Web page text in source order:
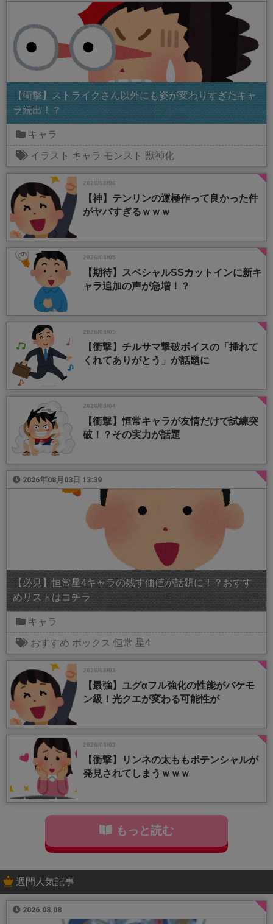
【衝撃】ストライクさん以外にも姿が変わりすぎたキャ
ラ続出！？
キャラ
イラスト キャラ モンスト 獣神化
2026/08/06
【神】テンリンの運極作って良かった件
がヤバすぎるｗｗｗ
2026/08/05
【期待】スペシャルSSカットインに新キ
ャラ追加の声が急増！？
2026/08/05
【衝撃】チルサマ撃破ボイスの「挿れて
くれてありがとう」が話題に
2026/08/04
【衝撃】恒常キャラが友情だけで試練突
破！？その実力が話題
2026年08月03日 13:39
【必見】恒常星4キャラの残す価値が話題に！？おすす
めリストはコチラ
キャラ
おすすめ ボックス 恒常 星4
2026/08/03
【最強】ユグαフル強化の性能がバケモ
ン級！光クエが変わる可能性が
2026/08/03
【衝撃】リンネの太ももポテンシャルが
発見されてしまうｗｗｗ
もっと読む
週間人気記事
2026.08.08